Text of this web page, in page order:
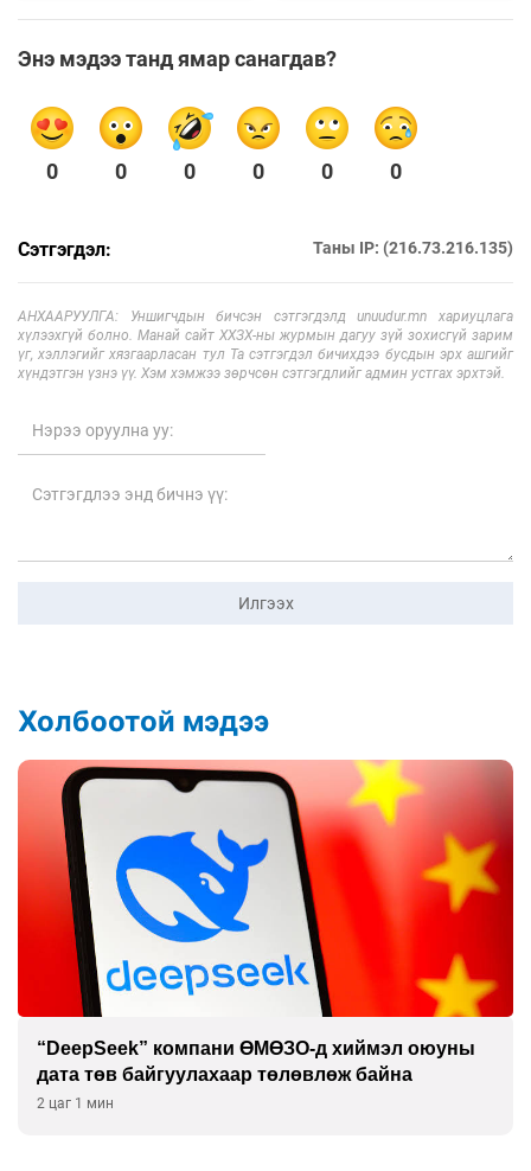
Энэ мэдээ танд ямар санагдав?
0 0 0 0 0 0
Сэтгэгдэл: Таны IP: (216.73.216.135)
АНХААРУУЛГА: Уншигчдын бичсэн сэтгэгдэлд unuudur.mn хариуцлага
хүлээхгүй болно. Манай сайт ХХЗХ-ны журмын дагуу зүй зохисгүй зарим
үг, хэллэгийг хязгаарласан тул Та сэтгэгдэл бичихдээ бусдын эрх ашгийг
хүндэтгэн үзнэ үү. Хэм хэмжээ зөрчсөн сэтгэгдлийг админ устгах эрхтэй.
Илгээх
Холбоотой мэдээ
“DeepSeek” компани ӨМӨЗО-д хиймэл оюуны
дата төв байгуулахаар төлөвлөж байна
2 цаг 1 мин